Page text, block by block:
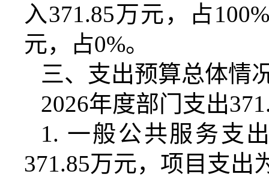
入371.85万元，占100%
元，占0%。
三、支出预算总体情
2026年度部门支出
1. 一般公共服务支
371.85万元，项目支出